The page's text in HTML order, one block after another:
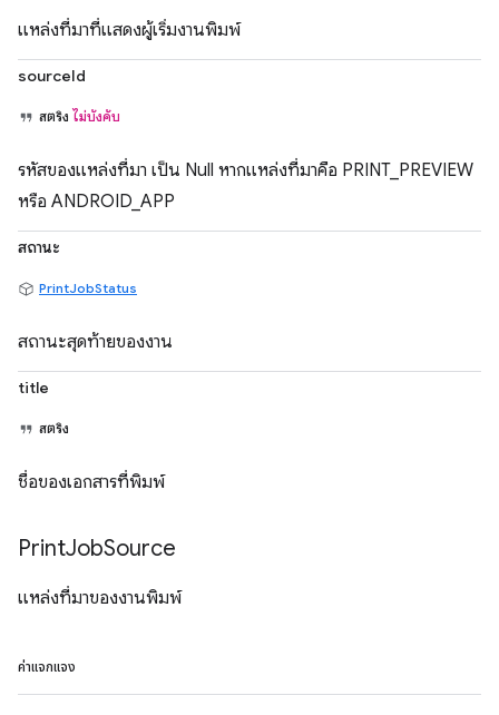
แหล่งที่มาที่แสดงผู้เริ่มงานพิมพ์
sourceId
สตริง ไม่บังคับ
รหัสของแหล่งที่มา เป็น Null หากแหล่งที่มาคือ PRINT_PREVIEW
หรือ ANDROID_APP
สถานะ
PrintJobStatus
สถานะสุดท้ายของงาน
title
สตริง
ชื่อของเอกสารที่พิมพ์
PrintJobSource
แหล่งที่มาของงานพิมพ์
ค่าแจกแจง